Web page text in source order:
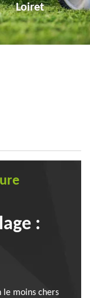
Loiret
:
le moins chers